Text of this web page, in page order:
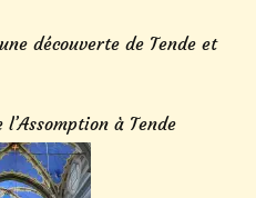
découverte de Tende et
à Tende